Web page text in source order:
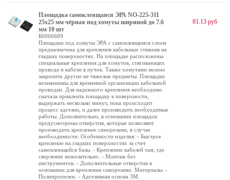
Площадка самоклеящаяся ЭРА NO-225-311
25х25 мм чёрная под хомуты шириной до 7.6
мм 10 шт
Б0066689
Площадки под хомуты ЭРА с самоклеящимся слоем
предназначена для крепления кабельных стяжекв на
гладких поверхностях. На площадке расположены
специальные крепления для хомутов, стягивающих
провода и кабели в пучок. Также хомутами можно
закрепить другие не тяжелые предметы. Площадки
незаменимы для временной организации кабельной
проводки. Для надежного крепления необходимо
сначала приклеить площадку к поверхности,
выдержать несколько минут, пока происходит
процесс адгезии, и далее производить необходимые
работы. Дополнительно, в основании площадок
предусмотрены отверстия, которые позволяют
производить крепление саморезами, в случае
необходимости. Особенности изделия: - Быстрое
крепление на гладких поверхностях за счет
самоклеющейся базы. - Крепление кабелей там, где
сверление нежелательно. - Монтаж без
инструментов. - Дополнительные отверстия в
основании для крепления саморезами. Материалы: -
Полипропилен. - Адгезивная основа 3М.
81.13 руб